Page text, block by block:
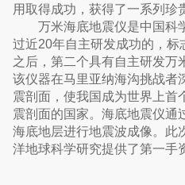
用取得成功，获得了一系列珍
万米海底地震仪是中国科
过近20年自主研发成功的，标
之后，第二个具有自主研发万
该仪器在马里亚纳海沟挑战者
震剖面，使我国成为世界上首
震剖面的国家。海底地震仪通
海底地层进行地震波成像。此
洋地球科学研究提供了第一手